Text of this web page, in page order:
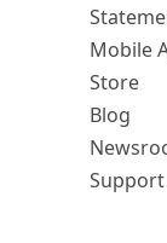
Mobile
Store
Blog
Support